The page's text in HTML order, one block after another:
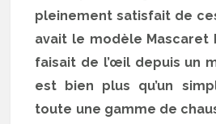
pleinement satisfait de
avait le modèle Mascaret
faisait de l’œil depuis un
est bien plus qu’un
toute une gamme de